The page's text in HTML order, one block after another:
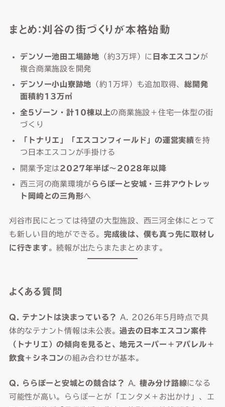
まとめ：刈谷の街づくりが本格始動
デンソー池田工場跡地 （約3万坪）に 日本エスコン が
複合商業施設を開発
デンソー小山寮跡地 （約1万坪）も追加取得、総開発
面積約13万㎡
全5ゾーン・計10棟以上の商業施設＋住宅一体型の街
づくり
「トナリエ」「エスコンフィールド」の運営実績を持
つ日本エスコンが手掛ける
開業予定は 2027年半ば〜2028年以降
西三河の商業環境が ららぽーと安城・三井アウトレッ
ト岡崎との三角形へ
刈谷市民にとっては待望の大型施設、西三河全体にとって
も新しい目的地ができる。 完成後は、僕も真っ先に取材し
に行きます 。続報が出たらまたまとめます。
よくある質問
Q. テナントは決まっている？
A. 2026年5月時点で具
体的なテナント情報は未公表。過去の日本エスコン案件
（トナリエ）の傾向を見ると、地元スーパー＋アパレル＋
飲食＋シネコン の組み合わせが基本。
Q. ららぽーと安城との競合は？ A. 棲み分け路線になる
可能性が高い。ららぽーとが「エンタメ＋お出かけ」、エ